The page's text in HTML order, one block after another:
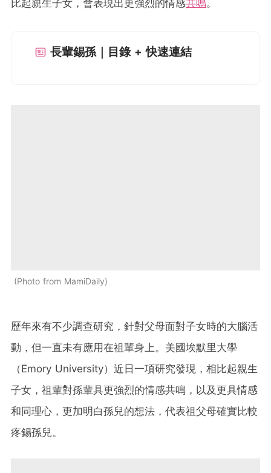
比起親生子女，會表現出更強烈的情感共鳴。
長輩錫孫｜目錄 + 快速連結
Photo from MamiDaily
歷年來有不少調查研究，針對父母面對子女時的大腦活
動，但一直未有應用在祖輩身上。美國埃默里大學
（Emory University）近日一項研究發現，相比起親生
子女，祖輩對孫輩具更強烈的情感共鳴，以及更具情感
和同理心，更加明白孫兒的想法，代表祖父母確實比較
疼錫孫兒。